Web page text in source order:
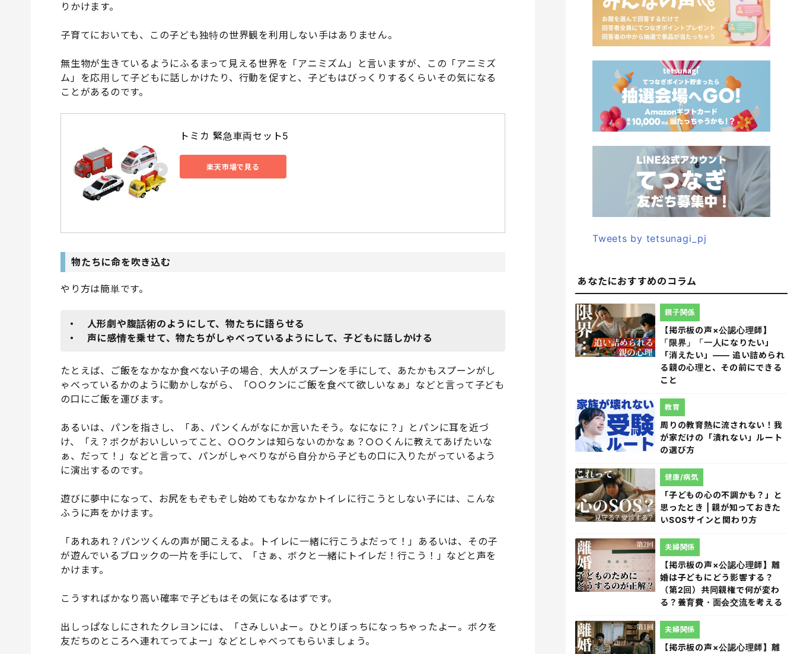
りかけます。
子育てにおいても、この子ども独特の世界観を利用しない手はありません。
無生物が生きているようにふるまって見える世界を「アニミズム」と言いますが、この「アニミズ
ム」を応用して子どもに話しかけたり、行動を促すと、子どもはびっくりするくらいその気になる
ことがあるのです。
トミカ 緊急車両セット5
楽天市場で見る
物たちに命を吹き込む
やり方は簡単です。
・ 人形劇や腹話術のようにして、物たちに語らせる
・ 声に感情を乗せて、物たちがしゃべっているようにして、子どもに話しかける
たとえば、ご飯をなかなか食べない子の場合、大人がスプーンを手にして、あたかもスプーンがし
ゃべっているかのように動かしながら、「○○クンにご飯を食べて欲しいなぁ」などと言って子ども
の口にご飯を運びます。
あるいは、パンを指さし、「あ、パンくんがなにか言いたそう。なになに？」とパンに耳を近づ
け、「え？ボクがおいしいってこと、○○クンは知らないのかなぁ？○○くんに教えてあげたいな
ぁ、だって！」などと言って、パンがしゃべりながら自分から子どもの口に入りたがっているよう
に演出するのです。
遊びに夢中になって、お尻をもぞもぞし始めてもなかなかトイレに行こうとしない子には、こんな
ふうに声をかけます。
「あれあれ？パンツくんの声が聞こえるよ。トイレに一緒に行こうよだって！」あるいは、その子
が遊んでいるブロックの一片を手にして、「さぁ、ボクと一緒にトイレだ！行こう！」などと声を
かけます。
こうすればかなり高い確率で子どもはその気になるはずです。
出しっぱなしにされたクレヨンには、「さみしいよー。ひとりぼっちになっちゃったよー。ボクを
友だちのところへ連れてってよー」などとしゃべってもらいましょう。
Tweets by tetsunagi_pj
あなたにおすすめのコラム
【掲示板の声×公認心理師】
「限界」「一人になりたい」
「消えたい」―― 追い詰められ
る親の心理と、その前にできる
こと
親子関係
周りの教育熱に流されない！我
が家だけの「潰れない」ルート
の選び方
教育
「子どもの心の不調かも？」と
思ったとき | 親が知っておきた
いSOSサインと関わり方
健康/病気
【掲示板の声×公認心理師】離
婚は子どもにどう影響する？
（第2回）共同親権で何が変わ
る？養育費・面会交流を考える
夫婦関係
【掲示板の声×公認心理師】離
夫婦関係